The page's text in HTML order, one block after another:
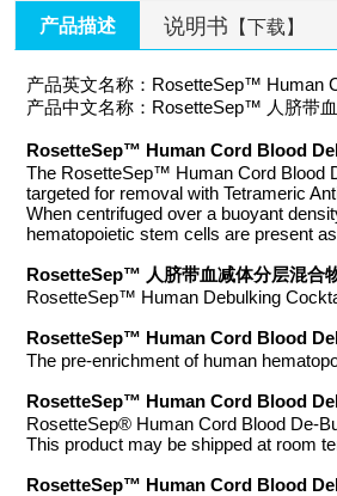
产品描述 说明书 【下载】
产品英文名称：RosetteSep™ Human
产品中文名称：RosetteSep™ 人脐带
RosetteSep™ Human Cord Blood
The RosetteSep™ Human Cord Blood
targeted for removal with Tetrameric
When centrifuged over a buoyant
hematopoietic stem cells are present
RosetteSep™ 人脐带血减体分层混合
RosetteSep™ Human Debulking
RosetteSep™ Human Cord Blood
The pre-enrichment of human
RosetteSep™ Human Cord Blood
RosetteSep® Human Cord Blood De-
This product may be shipped at room
RosetteSep™ Human Cord Blood